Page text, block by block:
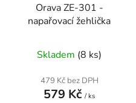
Orava ZE-301 -
napařovací žehlička
Skladem (8 ks)
479 Kč bez DPH
579 Kč / ks